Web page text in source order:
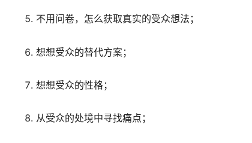
不用问卷，怎么获取真实的受众想法；
想想受众的替代方案；
想想受众的性格；
从受众的处境中寻找痛点；